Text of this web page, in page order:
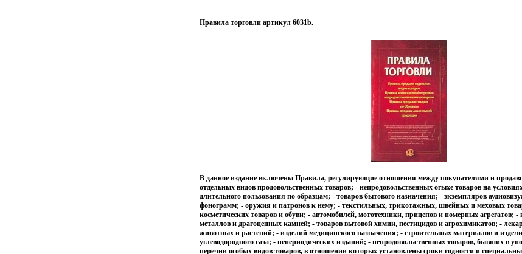
Правила торговли артикул 6031b.
В данное издание включены Правила, регулирующие отношения между покупателями и
отдельных видов продовольственных товаров; - непродовольственных огыхе товаров на
длительного пользования по образцам; - товаров бытового назначения; - экземпляров
фонограмм; - оружия и патронов к нему; - текстильных, трикотажных, швейных и меховых
косметических товаров и обуви; - автомобилей, мототехники, прицепов и номерных агрегатов; -
металлов и драгоценных камней; - товаров вытовой химии, пестицидов и агрохимикатов; -
животных и растений; - изделий медицинского назначения; - строительных материалов и
углеводородного газа; - непериодических изданий; - непродовольственных товаров, бывших в
перечни особых видов товаров, в отношении которых установлены сроки годности и